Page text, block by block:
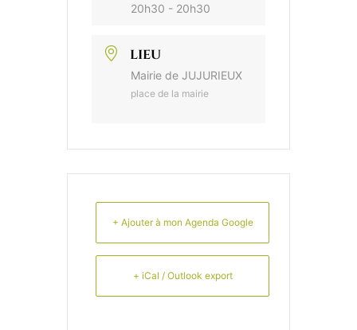
20h30 - 20h30
LIEU
Mairie de JUJURIEUX
place de la mairie
+ Ajouter à mon Agenda Google
+ iCal / Outlook export